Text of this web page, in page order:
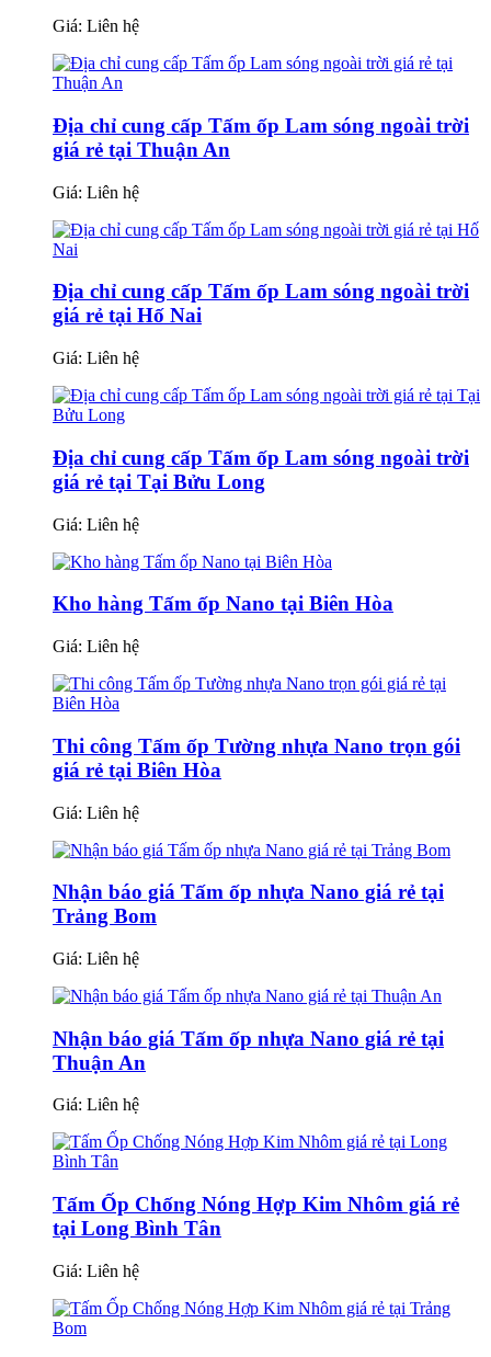
Giá: Liên hệ
Địa chỉ cung cấp Tấm ốp Lam sóng ngoài trời
giá rẻ tại Thuận An
Giá: Liên hệ
Địa chỉ cung cấp Tấm ốp Lam sóng ngoài trời
giá rẻ tại Hố Nai
Giá: Liên hệ
Địa chỉ cung cấp Tấm ốp Lam sóng ngoài trời
giá rẻ tại Tại Bửu Long
Giá: Liên hệ
Kho hàng Tấm ốp Nano tại Biên Hòa
Giá: Liên hệ
Thi công Tấm ốp Tường nhựa Nano trọn gói
giá rẻ tại Biên Hòa
Giá: Liên hệ
Nhận báo giá Tấm ốp nhựa Nano giá rẻ tại
Trảng Bom
Giá: Liên hệ
Nhận báo giá Tấm ốp nhựa Nano giá rẻ tại
Thuận An
Giá: Liên hệ
Tấm Ốp Chống Nóng Hợp Kim Nhôm giá rẻ
tại Long Bình Tân
Giá: Liên hệ